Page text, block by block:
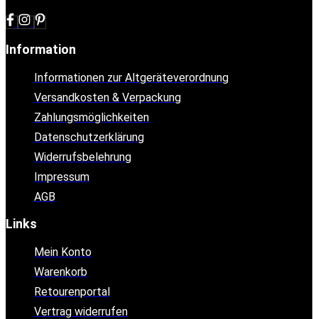
Information
Informationen zur Altgeräteverordnung
Versandkosten & Verpackung
Zahlungsmöglichkeiten
Datenschutzerklärung
Widerrufsbelehrung
Impressum
AGB
Links
Mein Konto
Warenkorb
Retourenportal
Vertrag widerrufen